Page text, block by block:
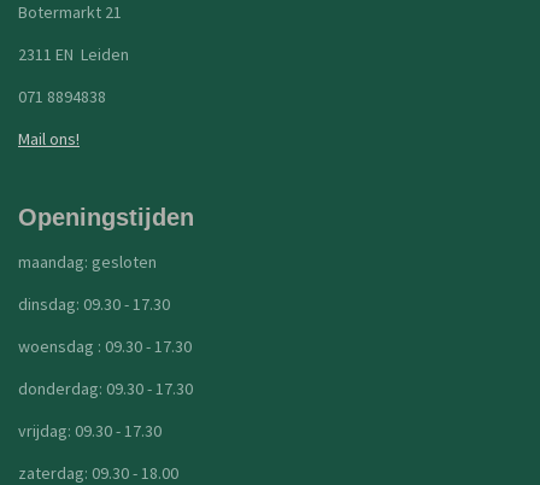
Botermarkt 21
2311 EN Leiden
071 8894838
Mail ons!
Openingstijden
maandag: gesloten
dinsdag: 09.30 - 17.30
woensdag : 09.30 - 17.30
donderdag: 09.30 - 17.30
vrijdag: 09.30 - 17.30
zaterdag: 09.30 - 18.00